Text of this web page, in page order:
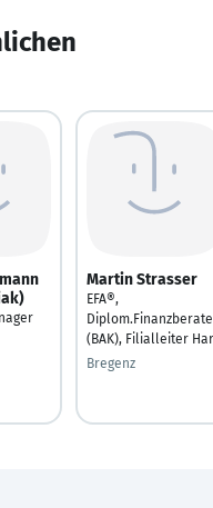
Martin Strasser
EFA®,
(BAK), Filialleiter
Bregenz